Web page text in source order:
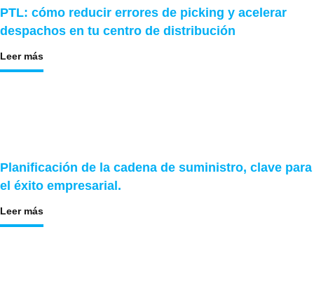
PTL: cómo reducir errores de picking y acelerar
despachos en tu centro de distribución
Leer más
Planificación de la cadena de suministro, clave para
el éxito empresarial.
Leer más